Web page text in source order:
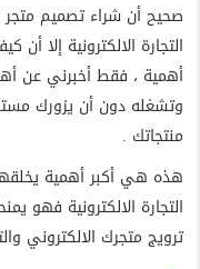
صحيح أن شراء تصميم
التجارة الالكترونية إلا
أهمية ، فقط أخبرني عن
وتشغله دون أن يزورك
منتجاتك .
هذه هي أكبر أهمية
التجارة الالكترونية فهو
ترويج متجرك الالكتروني